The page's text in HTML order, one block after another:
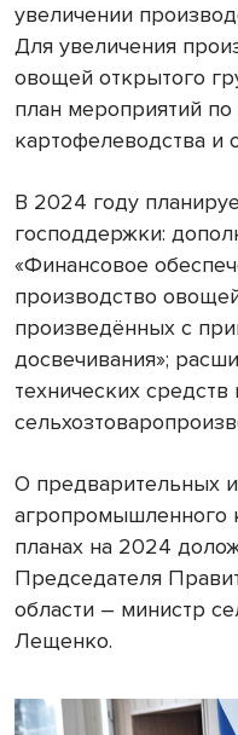
увеличении
Для увеличения
овощей открытого
план мероприятий
картофелеводства и
В 2024 году
господдержки:
«Финансовое
производство
произведённых с
досвечивания»;
технических
О предварительных
агропромышленного
планах на 2024
Председателя
области – министр
Лещенко.